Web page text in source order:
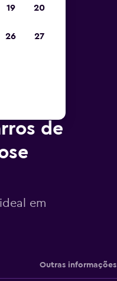
de
em
Outras informações
19 20
26 27